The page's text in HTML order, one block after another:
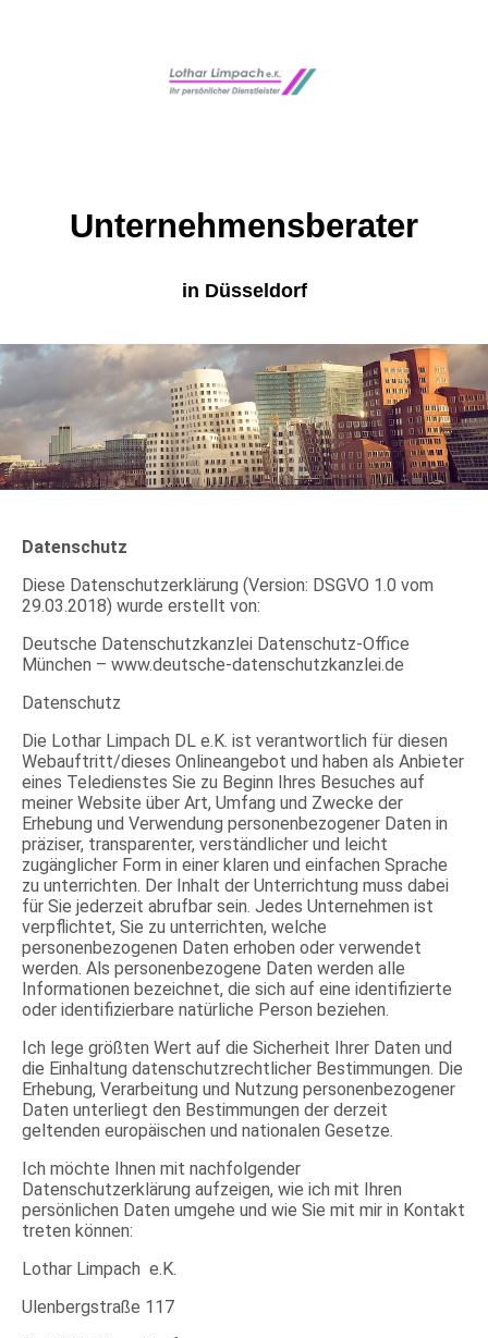
Unternehmensberater
in Düsseldorf
Datenschutz
Diese Datenschutzerklärung (Version: DSGVO 1.0 vom
29.03.2018) wurde erstellt von:
Deutsche Datenschutzkanzlei Datenschutz-Office
München – www.deutsche-datenschutzkanzlei.de
Datenschutz
Die Lothar Limpach DL e.K. ist verantwortlich für diesen
Webauftritt/dieses Onlineangebot und haben als Anbieter
eines Teledienstes Sie zu Beginn Ihres Besuches auf
meiner Website über Art, Umfang und Zwecke der
Erhebung und Verwendung personenbezogener Daten in
präziser, transparenter, verständlicher und leicht
zugänglicher Form in einer klaren und einfachen Sprache
zu unterrichten. Der Inhalt der Unterrichtung muss dabei
für Sie jederzeit abrufbar sein. Jedes Unternehmen ist
verpflichtet, Sie zu unterrichten, welche
personenbezogenen Daten erhoben oder verwendet
werden. Als personenbezogene Daten werden alle
Informationen bezeichnet, die sich auf eine identifizierte
oder identifizierbare natürliche Person beziehen.
Ich lege größten Wert auf die Sicherheit Ihrer Daten und
die Einhaltung datenschutzrechtlicher Bestimmungen. Die
Erhebung, Verarbeitung und Nutzung personenbezogener
Daten unterliegt den Bestimmungen der derzeit
geltenden europäischen und nationalen Gesetze.
Ich möchte Ihnen mit nachfolgender
Datenschutzerklärung aufzeigen, wie ich mit Ihren
persönlichen Daten umgehe und wie Sie mit mir in Kontakt
treten können:
Lothar Limpach e.K.
Ulenbergstraße 117